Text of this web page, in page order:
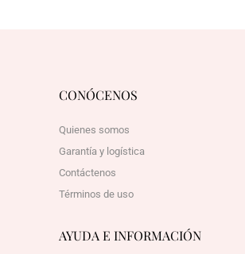
CONÓCENOS
Quienes somos
Garantía y logística
Contáctenos
Términos de uso
AYUDA E INFORMACIÓN